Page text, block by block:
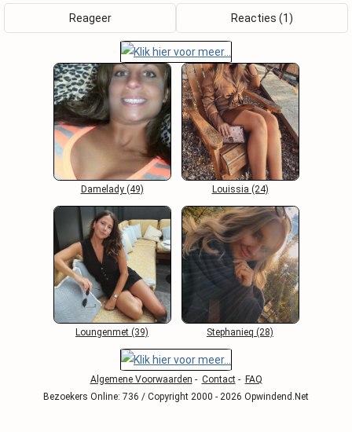
Reageer Reacties (1)
Damelady (49) Louissia (24)
Loungenmet (39) Stephanieq (28)
Algemene Voorwaarden - Contact- FAQ
Bezoekers Online: 736 / Copyright 2000 - 2026 Opwindend.Net